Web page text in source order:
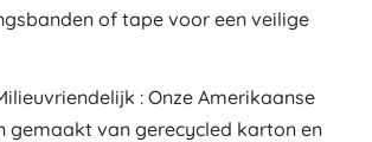
of tape voor een veilige
: Onze Amerikaanse
gemaakt van gerecycled karton en